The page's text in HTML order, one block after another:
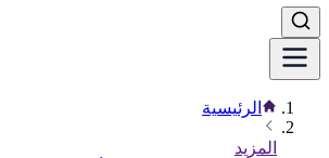
الرئيسية
المزيد